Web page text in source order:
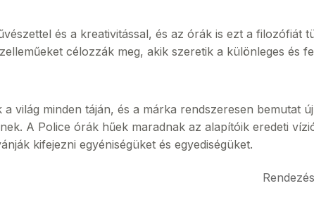
és a kreativitással, és az órák is ezt a filozófiát
célozzák meg, akik szeretik a különleges és
világ minden táján, és a márka rendszeresen bemutat
A Police órák hűek maradnak az alapítóik eredeti
kifejezni egyéniségüket és egyediségüket.